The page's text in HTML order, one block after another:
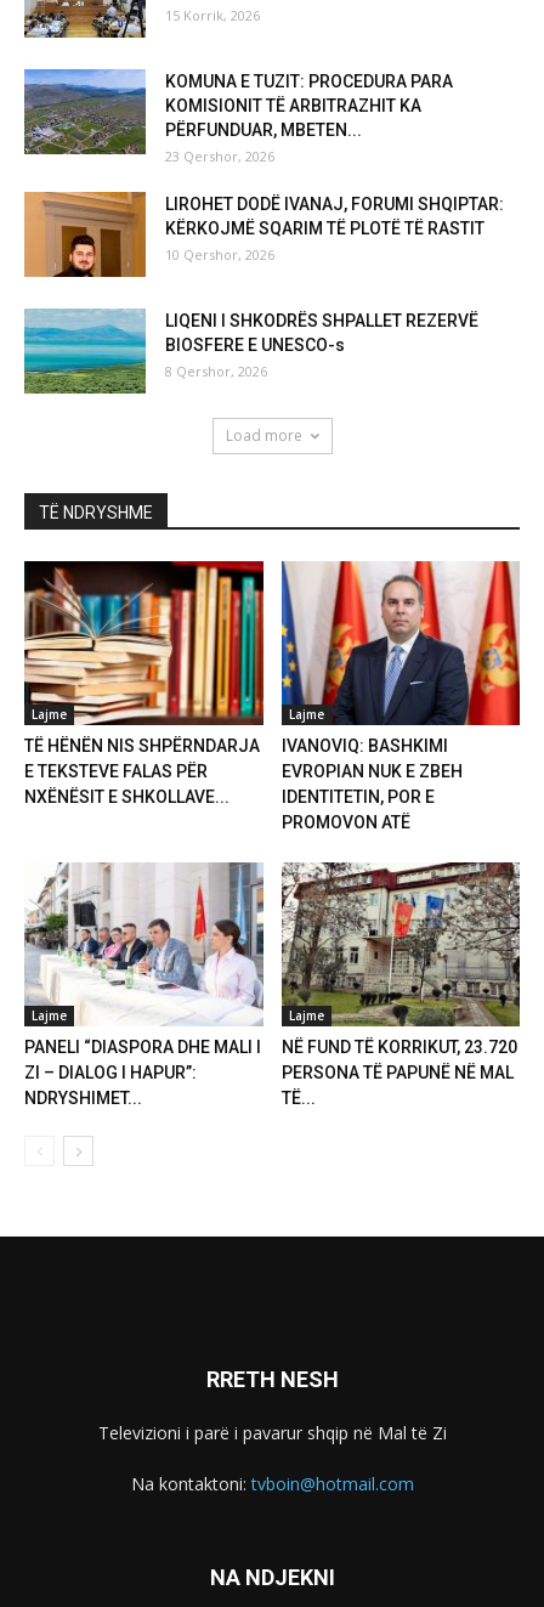
15 Korrik, 2026
KOMUNA E TUZIT: PROCEDURA PARA
KOMISIONIT TË ARBITRAZHIT KA
PËRFUNDUAR, MBETEN...
23 Qershor, 2026
LIROHET DODË IVANAJ, FORUMI SHQIPTAR:
KËRKOJMË SQARIM TË PLOTË TË RASTIT
10 Qershor, 2026
LIQENI I SHKODRËS SHPALLET REZERVË
BIOSFERE E UNESCO-s
8 Qershor, 2026
Load more
TË NDRYSHME
Lajme
TË HËNËN NIS SHPËRNDARJA
E TEKSTEVE FALAS PËR
NXËNËSIT E SHKOLLAVE...
Lajme
IVANOVIQ: BASHKIMI
EVROPIAN NUK E ZBEH
IDENTITETIN, POR E
PROMOVON ATË
Lajme
PANELI “DIASPORA DHE MALI I
ZI – DIALOG I HAPUR”:
NDRYSHIMET...
Lajme
NË FUND TË KORRIKUT, 23.720
PERSONA TË PAPUNË NË MAL
TË...
RRETH NESH
Televizioni i parë i pavarur shqip në Mal të Zi
Na kontaktoni:tvboin@hotmail.com
NA NDJEKNI